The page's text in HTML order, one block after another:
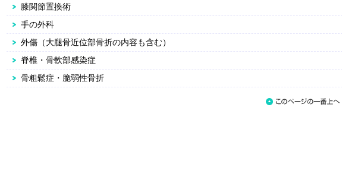
膝関節置換術
手の外科
外傷（大腿骨近位部骨折の内容も含む）
脊椎・骨軟部感染症
骨粗鬆症・脆弱性骨折